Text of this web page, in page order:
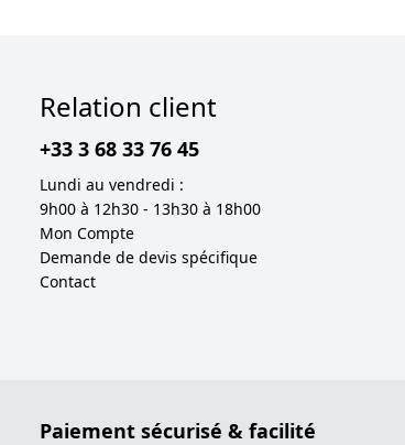
Relation client
+33 3 68 33 76 45
Lundi au vendredi :
9h00 à 12h30 - 13h30 à 18h00
Mon Compte
Demande de devis spécifique
Contact
Paiement sécurisé & facilité